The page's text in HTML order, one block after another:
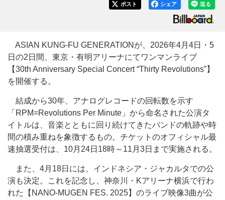
送る
シェア
ポスト
ASIAN KUNG-FU GENERATIONが、2026年4月4日・5
日の2日間、東京・有明アリーナにてワンマンライブ
【30th Anniversary Special Concert “Thirty Revolutions”】
を開催する。
結成から30年、アナログレコードの回転数を示す
「RPM=Revolutions Per Minute」から命名された公演タ
イトルは、音楽とともに回り続けてきたバンドの軌跡や時
間の積み重ねを象徴するもの。チケットのオフィシャル最
速抽選受付は、10月24日18時～11月3日まで実施される。
また、4月18日には、インドネシア・ジャカルタでの公
演も決定。これを記念し、神奈川・Kアリーナ横浜で行わ
れた【NANO-MUGEN FES. 2025】のライブ映像3曲が公